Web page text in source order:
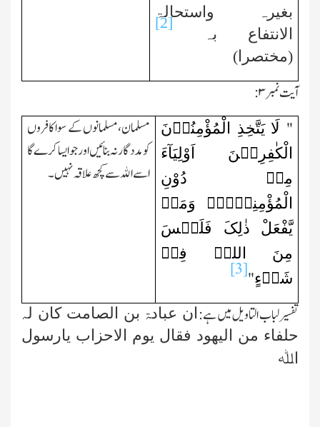
بغیرہ واستحالۃ
الانتفاع بہ
[2]
(مختصرا)
آیت نمبر۳:
" لَا یَتَّخِذِ الْمُؤْمِنُوۡنَ
الْکٰفِرِیۡنَ اَوْلِیَآءَ
مِنۡ دُوْنِ
الْمُؤْمِنِیۡنَۚ وَمَنۡ
یَّفْعَلْ ذٰلِکَ فَلَیۡسَ
مِنَ اللہِ فِیۡ
شَیۡءٍ"
[3]
مسلمان،مسلمانوں کے سوا کافروں
کو مدد گار نہ بنائیں اور جو ایسا کرے گا
اسے اﷲ سے کچھ علاقہ نہیں۔
تفسیر لباب التاویل میں ہے: ان عبادۃ بن الصامت کان لہ
حلفاء من الیھود فقال یوم الاحزاب یارسول
اﷲ